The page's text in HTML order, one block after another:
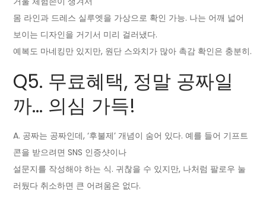
몸 라인과 드레스 실루엣을 가상으로 확인 가능. 나는 어깨 넓어
보이는 디자인을 거기서 미리 걸러냈다.
예복도 마네킹만 있지만, 원단 스와치가 많아 촉감 확인은 충분히.
Q5. 무료혜택, 정말 공짜일
까… 의심 가득!
A. 공짜는 공짜인데, ‘후불제’ 개념이 숨어 있다. 예를 들어 기프트
콘을 받으려면 SNS 인증샷이나
설문지를 작성해야 하는 식. 귀찮을 수 있지만, 나처럼 팔로우 눌
러뒀다 취소하면 큰 어려움은 없다.